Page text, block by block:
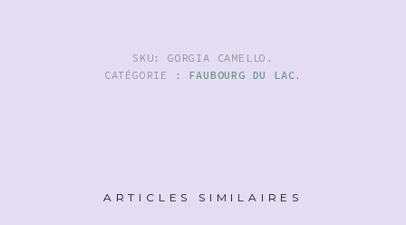
SKU: GORGIA CAMELLO .
CATÉGORIE : FAUBOURG DU LAC .
ARTICLES SIMILAIRES